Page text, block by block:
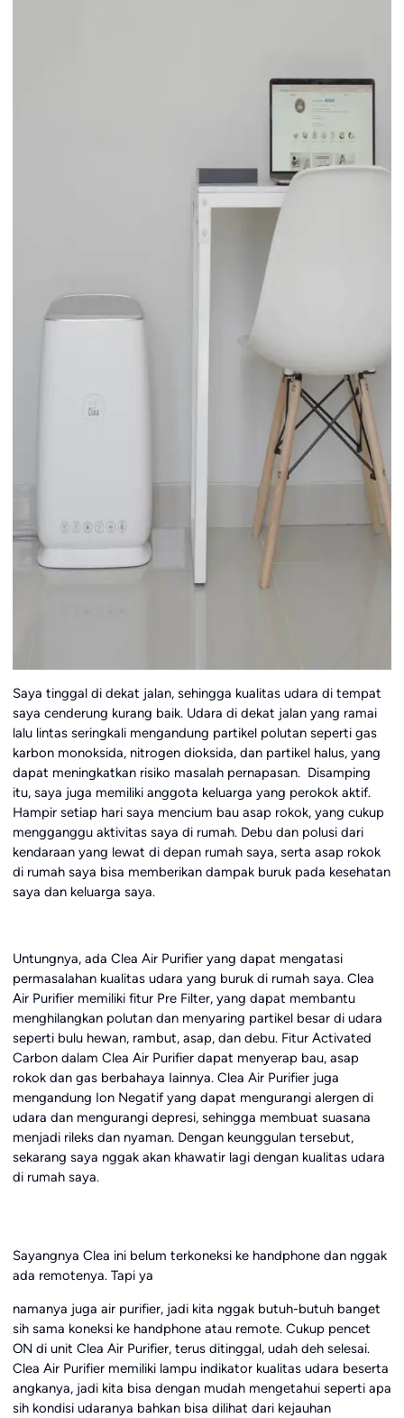
Saya tinggal di dekat jalan, sehingga kualitas udara di tempat
saya cenderung kurang baik. Udara di dekat jalan yang ramai
lalu lintas seringkali mengandung partikel polutan seperti gas
karbon monoksida, nitrogen dioksida, dan partikel halus, yang
dapat meningkatkan risiko masalah pernapasan. Disamping
itu, saya juga memiliki anggota keluarga yang perokok aktif.
Hampir setiap hari saya mencium bau asap rokok, yang cukup
mengganggu aktivitas saya di rumah. Debu dan polusi dari
kendaraan yang lewat di depan rumah saya, serta asap rokok
di rumah saya bisa memberikan dampak buruk pada kesehatan
saya dan keluarga saya.
Untungnya, ada Clea Air Purifier yang dapat mengatasi
permasalahan kualitas udara yang buruk di rumah saya. Clea
Air Purifier memiliki fitur Pre Filter, yang dapat membantu
menghilangkan polutan dan menyaring partikel besar di udara
seperti bulu hewan, rambut, asap, dan debu. Fitur Activated
Carbon dalam Clea Air Purifier dapat menyerap bau, asap
rokok dan gas berbahaya Iainnya. Clea Air Purifier juga
mengandung Ion Negatif yang dapat mengurangi alergen di
udara dan mengurangi depresi, sehingga membuat suasana
menjadi rileks dan nyaman. Dengan keunggulan tersebut,
sekarang saya nggak akan khawatir lagi dengan kualitas udara
di rumah saya.
Sayangnya Clea ini belum terkoneksi ke handphone dan nggak
ada remotenya. Tapi ya
namanya juga air purifier, jadi kita nggak butuh-butuh banget
sih sama koneksi ke handphone atau remote. Cukup pencet
ON di unit Clea Air Purifier, terus ditinggal, udah deh selesai.
Clea Air Purifier memiliki lampu indikator kualitas udara beserta
angkanya, jadi kita bisa dengan mudah mengetahui seperti apa
sih kondisi udaranya bahkan bisa dilihat dari kejauhan